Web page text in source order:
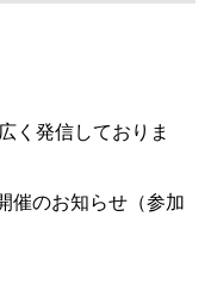
く発信しておりま
催のお知らせ（参加